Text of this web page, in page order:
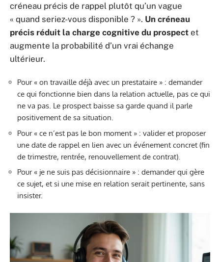
créneau précis de rappel plutôt qu’un vague
« quand seriez-vous disponible ? ». Un créneau
précis réduit la charge cognitive du prospect et
augmente la probabilité d’un vrai échange
ultérieur.
Pour « on travaille déjà avec un prestataire » : demander
ce qui fonctionne bien dans la relation actuelle, pas ce qui
ne va pas. Le prospect baisse sa garde quand il parle
positivement de sa situation.
Pour « ce n’est pas le bon moment » : valider et proposer
une date de rappel en lien avec un événement concret (fin
de trimestre, rentrée, renouvellement de contrat).
Pour « je ne suis pas décisionnaire » : demander qui gère
ce sujet, et si une mise en relation serait pertinente, sans
insister.